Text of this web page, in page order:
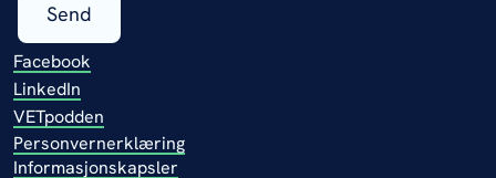
Send
Facebook
LinkedIn
VETpodden
Personvernerklæring
Informasjonskapsler